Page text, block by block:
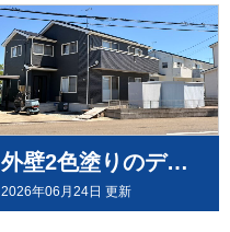
外壁2色塗りのデコラトーン工法で、施工させていただきました。（ウルトラペイントシリーズ）
2026年06月24日 更新